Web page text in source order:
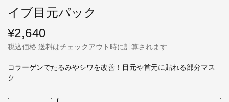
イブ目元パック
¥2,640
税込価格 送料はチェックアウト時に計算されます.
コラーゲンでたるみやシワを改善！目元や首元に貼れる部分マス
ク